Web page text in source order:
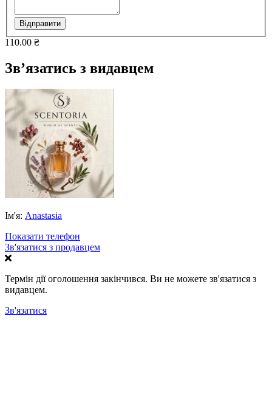
Відправити
110.00 ₴
Зв’язатись з видавцем
Ім'я: Anastasia
Показати телефон
Зв'язатися з продавцем
Термін дії оголошення закінчився. Ви не можете зв'язатися з
видавцем.
Зв'язатися